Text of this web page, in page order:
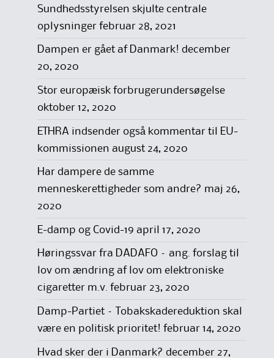
Sundhedsstyrelsen skjulte centrale
oplysninger februar 28, 2021
Dampen er gået af Danmark! december
20, 2020
Stor europæisk forbrugerundersøgelse
oktober 12, 2020
ETHRA indsender også kommentar til EU-
kommissionen august 24, 2020
Har dampere de samme
menneskerettigheder som andre? maj 26,
2020
E-damp og Covid-19 april 17, 2020
Høringssvar fra DADAFO – ang. forslag til
lov om ændring af lov om elektroniske
cigaretter m.v. februar 23, 2020
Damp-Partiet – Tobakskadereduktion skal
være en politisk prioritet! februar 14, 2020
Hvad sker der i Danmark? december 27,